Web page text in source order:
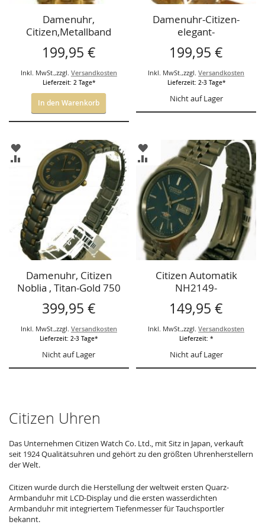
Damenuhr,
Citizen,Metallband
,vergoldet,
199,95 €
Inkl. MwSt.,zzgl. Versandkosten
Lieferzeit: 2 Tage*
In den Warenkorb
Damenuhr-Citizen-
elegant-
199,95 €
Inkl. MwSt.,zzgl.Versandkosten
Lieferzeit: 2-3 Tage*
Nicht auf Lager
ZUR
WUNSCHLISTE
HINZUFÜGEN
ZUR
VERGLEICHSLISTE
HINZUFÜGEN
Damenuhr, Citizen
Noblia , Titan-Gold 750
399,95 €
Inkl. MwSt.,zzgl. Versandkosten
Lieferzeit: 2-3 Tage*
Nicht auf Lager
ZUR
WUNSCHLISTE
HINZUFÜGEN
ZUR
VERGLEICHSLISTE
HINZUFÜGEN
Citizen Automatik
NH2149-
149,95 €
Inkl. MwSt.,zzgl.Versandkosten
Lieferzeit: *
Nicht auf Lager
Citizen Uhren
Das Unternehmen Citizen Watch Co. Ltd., mit Sitz in Japan, verkauft
seit 1924 Qualitätsuhren und gehört zu den größten Uhrenherstellern
der Welt.
Citizen wurde durch die Herstellung der weltweit ersten Quarz-
Armbanduhr mit LCD-Display und die ersten wasserdichten
Armbanduhr mit integriertem Tiefenmesser für Tauchsportler
bekannt.